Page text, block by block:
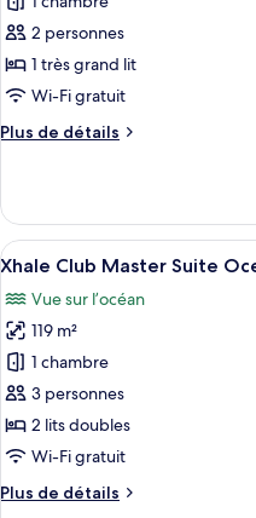
Suite
Swim
Up
King
ce
type
de
chambre :
Xhale
Suite
Ocean
Front
King
2 personnes
1 très grand lit
Wi-Fi gratuit
Plus de détails
Plus
le
type
de
Xhale
Club
Master
Suite
Ocean
Front
King
Afficher
toutes
les
photos
pour
ce
type
de
chambre :
Xhale
4
Xhale Club Master Suite
Vue sur l’océan
119 m²
1 chambre
3 personnes
2 lits doubles
Wi-Fi gratuit
Plus de détails
Plus